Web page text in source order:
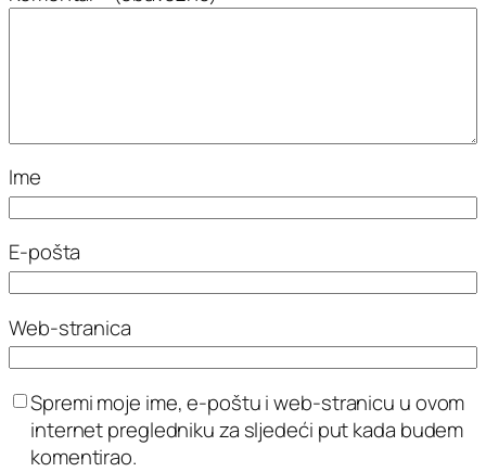
Ime
E-pošta
Web-stranica
Spremi moje ime, e-poštu i web-stranicu u ovom
internet pregledniku za sljedeći put kada budem
komentirao.